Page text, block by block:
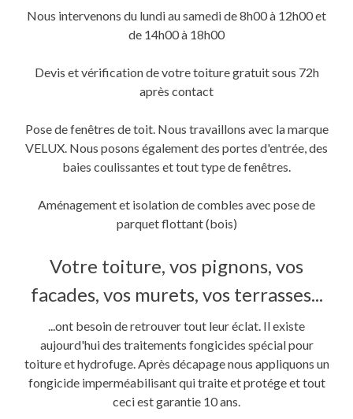
Nous intervenons du lundi au samedi de 8h00 à 12h00 et
de 14h00 à 18h00
Devis et vérification de votre toiture gratuit sous 72h
après contact
Pose de fenêtres de toit. Nous travaillons avec la marque
VELUX. Nous posons également des portes d'entrée, des
baies coulissantes et tout type de fenêtres.
Aménagement et isolation de combles avec pose de
parquet flottant (bois)
Votre toiture, vos pignons, vos
facades, vos murets, vos terrasses...
...ont besoin de retrouver tout leur éclat. Il existe
aujourd'hui des traitements fongicides spécial pour
toiture et hydrofuge. Après décapage nous appliquons un
fongicide imperméabilisant qui traite et protége et tout
ceci est garantie 10 ans.